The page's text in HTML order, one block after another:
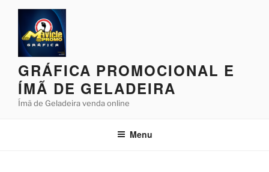
Pular
conteúdo
GRÁFICA PROMOCIONAL E
ÍMÃ DE GELADEIRA
Ímã de Geladeira venda online
Menu